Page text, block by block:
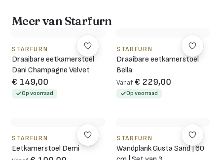
Meer van Starfurn
STARFURN
Draaibare eetkamerstoel
Dani Champagne Velvet
€ 149,00
Op voorraad
STARFURN
Draaibare eetkamerstoel
Bella
Vanaf € 229,00
Op voorraad
STARFURN
Eetkamerstoel Demi
STARFURN
Wandplank Gusta Sand | 60